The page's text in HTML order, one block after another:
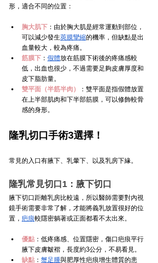
形，適合不同的位置：
胸大肌下 ：由於胸大肌是經常運動到部位，
可以減少發生莢膜攣縮的機率，但缺點是出
血量較大，較為疼痛。
筋膜下 ： 假體放在筋膜下術後的疼痛感較
低，出血也很少，不過需要足夠皮膚厚度和
皮下脂肪量。
雙平面（半筋半肉）
：雙平面是指假體放置
在上半部肌肉和下半部筋膜，可以修飾較骨
感的身形。
隆乳切口手術3選擇！
常見的入口有腋下、乳暈下、以及乳房下緣。
隆乳常見切口1：腋下切口
腋下切口距離乳房比較遠，所以醫師需要對內視
鏡手術需要非常了解，才能將義乳放置很好的位
置， 疤痕較隱密躺著或正面都看不太出來。
優點 ：低疼痛感、位置隱密，傷口疤痕平行
腋下皮膚皺褶，長度約3公分，不易看見。
缺點 ： 蟹足腫與肥厚性疤痕增生體質的患